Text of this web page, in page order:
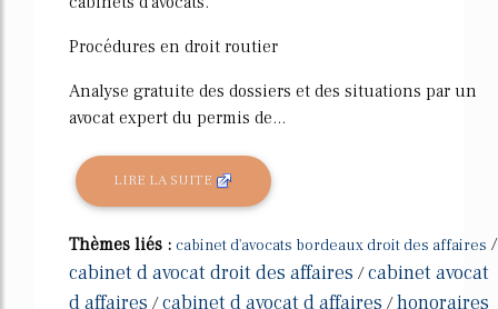
Procédures en droit routier
Analyse gratuite des dossiers et des situations par un
avocat expert du permis de...
LIRE LA SUITE
Thèmes liés : cabinet d'avocats bordeaux droit des affaires /
cabinet d avocat droit des affaires /cabinet avocat
d affaires /cabinet d avocat d affaires /honoraires